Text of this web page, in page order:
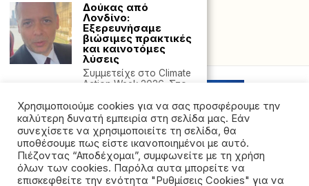
Powered with by Hostville”)
©2026 - All rights reserved. Απαγορεύεται ρητά η
Χρησιμοποιούμε cookies για να σας προσφέρουμε την
καλύτερη δυνατή εμπειρία στη σελίδα μας. Εάν
συνεχίσετε να χρησιμοποιείτε τη σελίδα, θα
υποθέσουμε πως είστε ικανοποιημένοι με αυτό.
Πιέζοντας “Αποδέχομαι”, συμφωνείτε με τη χρήση
όλων των cookies. Παρόλα αυτα μπορείτε να
επισκεφθείτε την ενότητα "Ρυθμίσεις Cookies" για να
Δούκας από
Λονδίνο:
Εξερευνήσαμε
βιώσιμες πρακτικές
και καινοτόμες
λύσεις
Συμμετείχε στο Climate
Action Week 2026. Στο
Κουβέιτ: Δεκατρείς
νεκροί εξαιτίας
κατανάλωσης
νοθευμένων
αλκοολούχων
ποτών
Δεκατρείς άνθρωποι